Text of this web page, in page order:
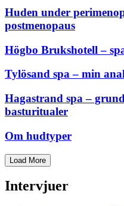
Huden under
postmenopaus
Högbo Brukshotell –
Tylösand spa – min
Hagastrand spa –
basturitualer
Om hudtyper
Load More
Intervjuer